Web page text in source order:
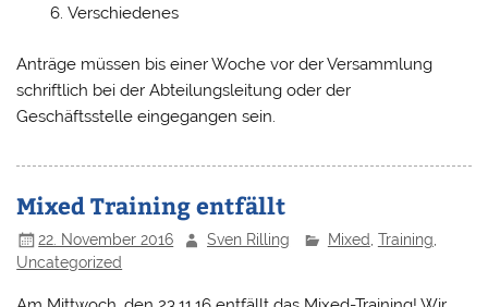
Verschiedenes
Anträge müssen bis einer Woche vor der Versammlung
schriftlich bei der Abteilungsleitung oder der
Geschäftsstelle eingegangen sein.
Mixed Training entfällt
22. November 2016 Sven Rilling Mixed Training
Uncategorized